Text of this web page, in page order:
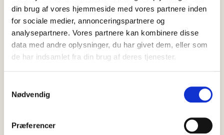
din brug af vores hjemmeside med vores partnere inden
for sociale medier, annonceringspartnere og
analysepartnere. Vores partnere kan kombinere disse
data med andre oplysninger, du har givet dem, eller som
de har indsamlet fra din brug af deres tjenester.
Nødvendig
Præferencer
blinke. Se på hvad der sker omkring Facebook, Instagram,
Google m.fl.og
Hvad har du mere at bringe danske detaillister?
Et dejligt spørgsmål at besvare.
selvkørende biler, droner og butikker uden personale er
min udfordring, at sikre balancen mellem mine mange års